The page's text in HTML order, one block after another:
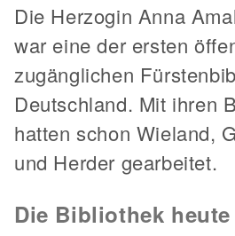
Die Herzogin Anna
war eine der ersten
zugänglichen
Deutschland. Mit ihren
hatten schon Wieland,
und Herder gearbeitet.
Die Bibliothek heute